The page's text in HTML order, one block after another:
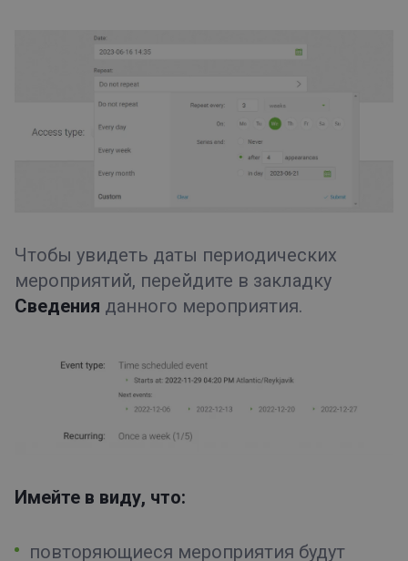
Чтобы увидеть даты периодических
мероприятий, перейдите в закладку
Сведения данного мероприятия.
Имейте в виду, что:
повторяющиеся мероприятия будут